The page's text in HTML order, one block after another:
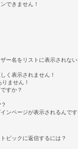
できません！
ー名をリストに表示されな
く表示されません！
ません！
すか？
?
ンページが表示されるんで
ピックに返信するには？